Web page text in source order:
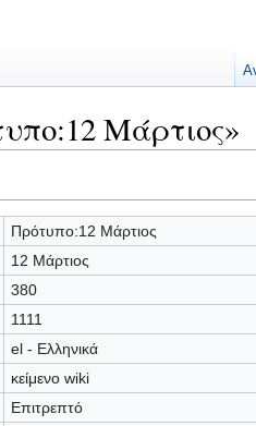
Μάρτιος»
Πρότυπο:12 Μάρτιος
12 Μάρτιος
380
1111
el - Ελληνικά
κείμενο wiki
Επιτρεπτό